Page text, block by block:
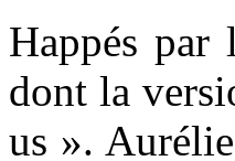
Happés par
dont la
us ».